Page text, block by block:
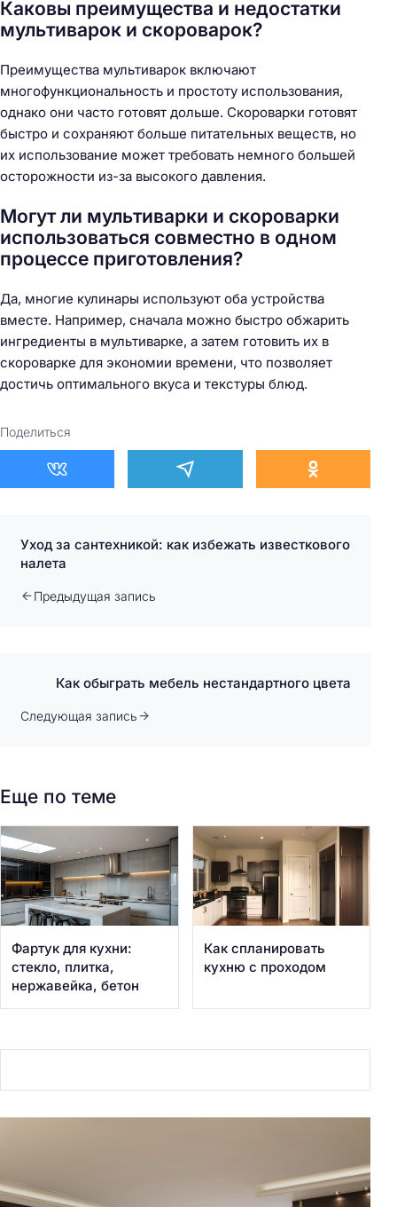
Каковы преимущества и недостатки
мультиварок и скороварок?
Преимущества мультиварок включают
многофункциональность и простоту использования,
однако они часто готовят дольше. Скороварки готовят
быстро и сохраняют больше питательных веществ, но
их использование может требовать немного большей
осторожности из-за высокого давления.
Могут ли мультиварки и скороварки
использоваться совместно в одном
процессе приготовления?
Да, многие кулинары используют оба устройства
вместе. Например, сначала можно быстро обжарить
ингредиенты в мультиварке, а затем готовить их в
скороварке для экономии времени, что позволяет
достичь оптимального вкуса и текстуры блюд.
Поделиться
Уход за сантехникой: как избежать известкового
налета
Предыдущая запись
Как обыграть мебель нестандартного цвета
Следующая запись
Еще по теме
Фартук для кухни:
стекло, плитка,
нержавейка, бетон
Как спланировать
кухню с проходом